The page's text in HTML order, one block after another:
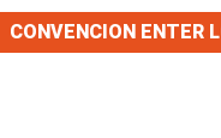
CONVENCION ENTER